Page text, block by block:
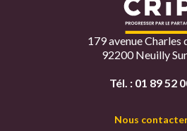
179 avenue Charles
92200 Neuilly
Tél. : 01 89 52
Nous